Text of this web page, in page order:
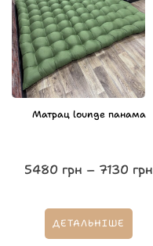
Матрац lounge панама
5480 грн – 7130 грн
ДЕТАЛЬНІШЕ